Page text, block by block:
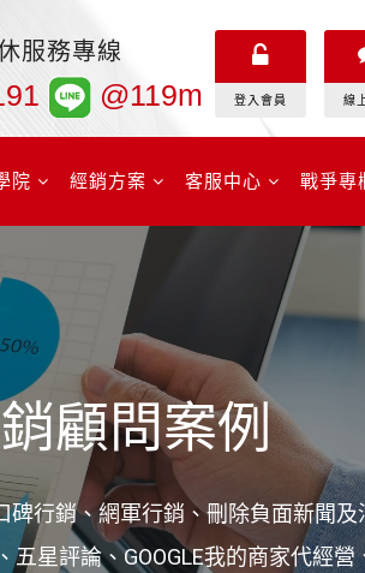
服務專線
@119m 登入會員 線
院 經銷方案 客服中心 戰爭專
顧問案例
行銷、網軍行銷、刪除負面新聞及
星評論、GOOGLE我的商家代經營